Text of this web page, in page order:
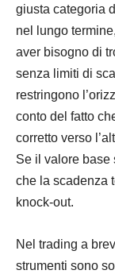
giusta categoria
nel lungo
aver bisogno di
senza limiti di
restringono
conto del fatto
corretto verso
Se il valore base
che la scadenza
knock-out.
Nel trading a
strumenti sono